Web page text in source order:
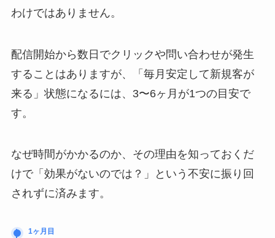
わけではありません。
配信開始から数日でクリックや問い合わせが発生
することはありますが、「毎月安定して新規客が
来る」状態になるには、3〜6ヶ月が1つの目安で
す。
なぜ時間がかかるのか、その理由を知っておくだ
けで「効果がないのでは？」という不安に振り回
されずに済みます。
1ヶ月目